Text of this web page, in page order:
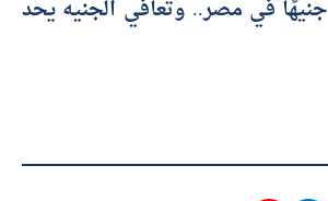
الذهب يقفز 160 جنيهًا في مصر.. وتعافي الجنيه يحد